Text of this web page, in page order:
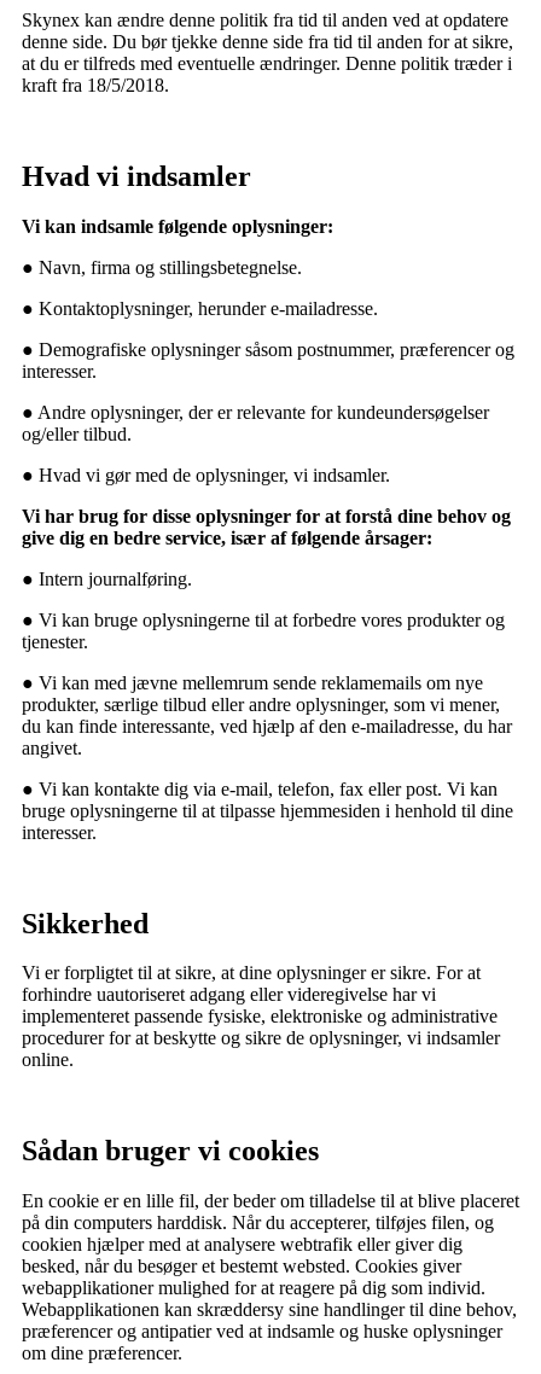
Skynex kan ændre denne politik fra tid til anden ved at opdatere
denne side. Du bør tjekke denne side fra tid til anden for at sikre,
at du er tilfreds med eventuelle ændringer. Denne politik træder i
kraft fra 18/5/2018.
Hvad vi indsamler
Vi kan indsamle følgende oplysninger:
● Navn, firma og stillingsbetegnelse.
● Kontaktoplysninger, herunder e-mailadresse.
● Demografiske oplysninger såsom postnummer, præferencer og
interesser.
● Andre oplysninger, der er relevante for kundeundersøgelser
og/eller tilbud.
● Hvad vi gør med de oplysninger, vi indsamler.
Vi har brug for disse oplysninger for at forstå dine behov og
give dig en bedre service, især af følgende årsager:
● Intern journalføring.
● Vi kan bruge oplysningerne til at forbedre vores produkter og
tjenester.
● Vi kan med jævne mellemrum sende reklamemails om nye
produkter, særlige tilbud eller andre oplysninger, som vi mener,
du kan finde interessante, ved hjælp af den e-mailadresse, du har
angivet.
● Vi kan kontakte dig via e-mail, telefon, fax eller post. Vi kan
bruge oplysningerne til at tilpasse hjemmesiden i henhold til dine
interesser.
Sikkerhed
Vi er forpligtet til at sikre, at dine oplysninger er sikre. For at
forhindre uautoriseret adgang eller videregivelse har vi
implementeret passende fysiske, elektroniske og administrative
procedurer for at beskytte og sikre de oplysninger, vi indsamler
online.
Sådan bruger vi cookies
En cookie er en lille fil, der beder om tilladelse til at blive placeret
på din computers harddisk. Når du accepterer, tilføjes filen, og
cookien hjælper med at analysere webtrafik eller giver dig
besked, når du besøger et bestemt websted. Cookies giver
webapplikationer mulighed for at reagere på dig som individ.
Webapplikationen kan skræddersy sine handlinger til dine behov,
præferencer og antipatier ved at indsamle og huske oplysninger
om dine præferencer.